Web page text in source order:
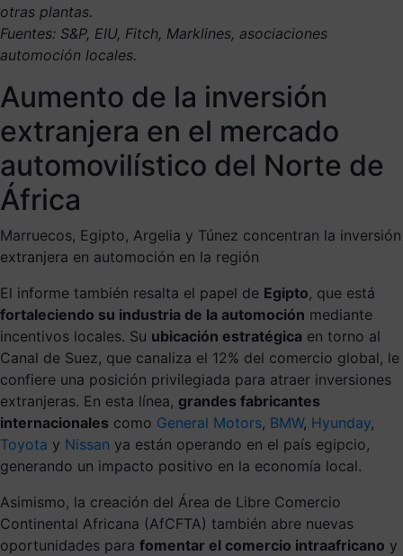
otras plantas.
Fuentes: S&P, EIU, Fitch, Marklines, asociaciones
automoción locales.
Aumento de la inversión
extranjera en el mercado
automovilístico del Norte de
África
Marruecos, Egipto, Argelia y Túnez concentran la inversión
extranjera en automoción en la región
El informe también resalta el papel de Egipto, que está
fortaleciendo su industria de la automoción mediante
incentivos locales. Su ubicación estratégica en torno al
Canal de Suez, que canaliza el 12% del comercio global, le
confiere una posición privilegiada para atraer inversiones
extranjeras. En esta línea, grandes fabricantes
internacionales como General Motors, BMW, Hyunday,
Toyota y Nissan ya están operando en el país egipcio,
generando un impacto positivo en la economía local.
Asimismo, la creación del Área de Libre Comercio
Continental Africana (AfCFTA) también abre nuevas
oportunidades para fomentar el comercio intraafricano y